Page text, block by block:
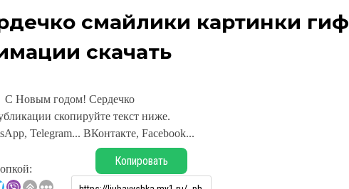
смайлики картинки гиф
скачать
С Новым годом! Сердечко
скопируйте текст ниже.
Telegram... ВКонтакте, Facebook...
Копировать